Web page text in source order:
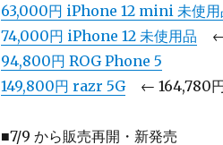
63,000円 iPhone 12 mini 未使用
74,000円 iPhone 12 未使用品 ←
94,800円 ROG Phone 5
149,800円 razr 5G ← 164,780
■7/9 から販売再開・新発売